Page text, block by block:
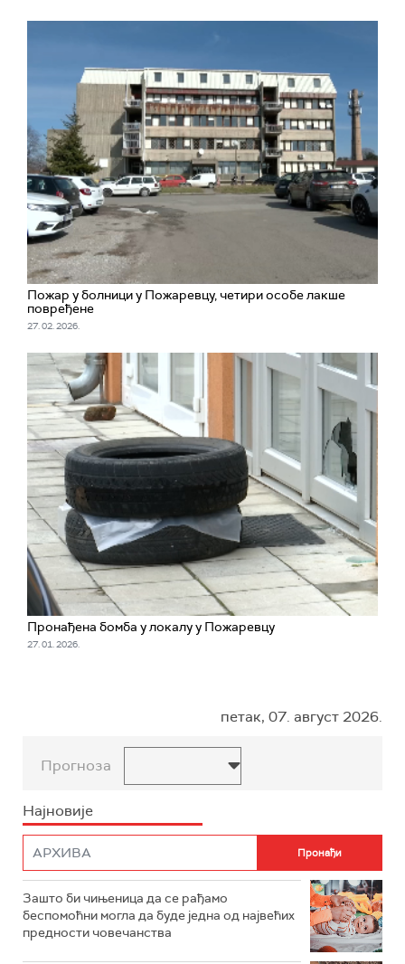
Пожар у болници у Пожаревцу, четири особе лакше
повређене
27. 02. 2026.
Пронађена бомба у локалу у Пожаревцу
27. 01. 2026.
петак, 07. август 2026.
Прогноза
Најновије
Зашто би чињеница да се рађамо
беспомоћни могла да буде једна од највећих
предности човечанства